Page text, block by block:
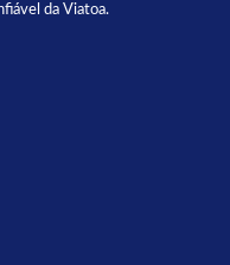
da Viatoa.